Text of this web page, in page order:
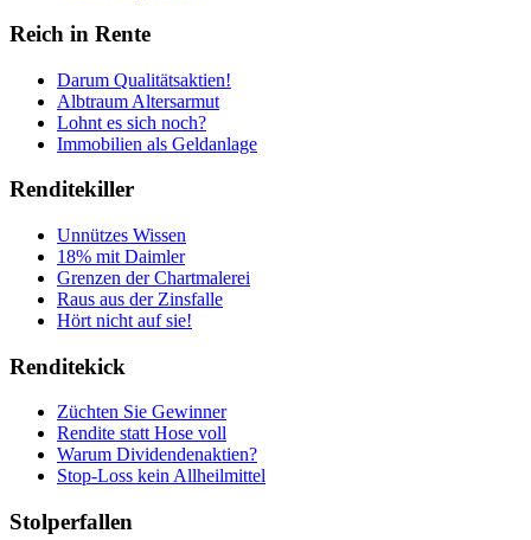
Reich in Rente
Darum Qualitätsaktien!
Albtraum Altersarmut
Lohnt es sich noch?
Immobilien als Geldanlage
Renditekiller
Unnützes Wissen
18% mit Daimler
Grenzen der Chartmalerei
Raus aus der Zinsfalle
Hört nicht auf sie!
Renditekick
Züchten Sie Gewinner
Rendite statt Hose voll
Warum Dividendenaktien?
Stop-Loss kein Allheilmittel
Stolperfallen